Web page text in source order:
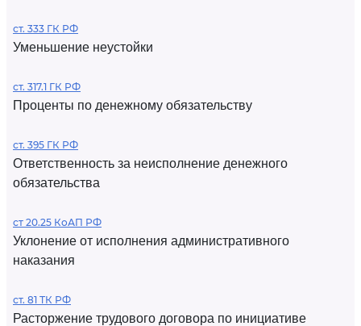
ст. 333 ГК РФ
Уменьшение неустойки
ст. 317.1 ГК РФ
Проценты по денежному обязательству
ст. 395 ГК РФ
Ответственность за неисполнение денежного
обязательства
ст 20.25 КоАП РФ
Уклонение от исполнения административного
наказания
ст. 81 ТК РФ
Расторжение трудового договора по инициативе